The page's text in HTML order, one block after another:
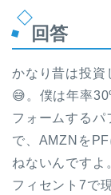
回答
かなり昔は投資
😅。僕は年率
フォームするパ
で、AMZNを
ねないんですよ
フィセント7で